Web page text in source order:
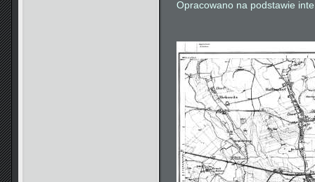
Opracowano na podstawie